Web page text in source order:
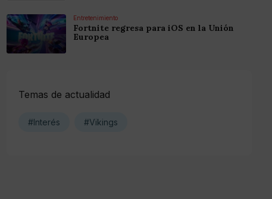
Entretenimiento
Fortnite regresa para iOS en la Unión
Europea
Temas de actualidad
#Interés #Vikings